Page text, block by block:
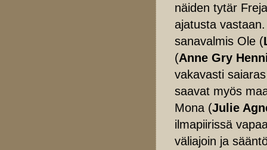
näiden tytär
ajatusta
sanavalmis Ole (
(Anne Gry
vakavasti
saavat myös
Mona (Julie
ilmapiirissä
väliajoin ja